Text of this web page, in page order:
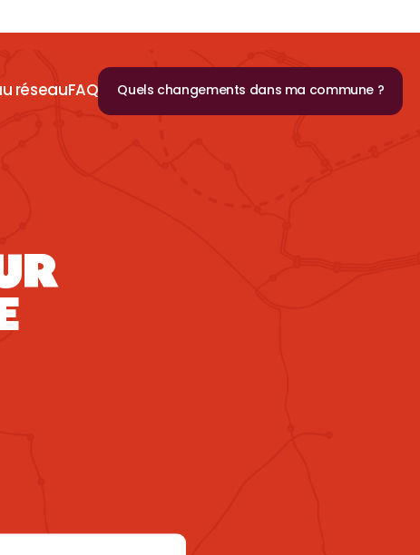
réseauFAQ Quels changements dans ma commune ?